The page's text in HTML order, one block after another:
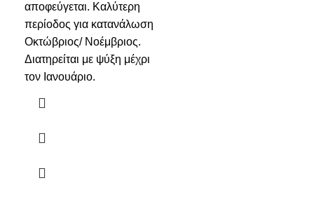
αποφεύγεται. Καλύτερη
περίοδος για κατανάλωση
Οκτώβριος/ Νοέμβριος.
Διατηρείται με ψύξη μέχρι
τον Ιανουάριο.